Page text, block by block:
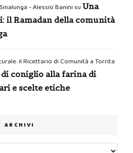
- Alessio Banini su Una
il Ramadan della comunità
il Ricettario di Comunità a Torrita
coniglio alla farina di
e scelte etiche
ARCHIVI